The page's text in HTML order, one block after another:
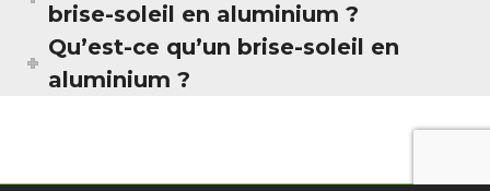
brise-soleil en aluminium ?
Qu’est-ce qu’un brise-soleil en
aluminium ?